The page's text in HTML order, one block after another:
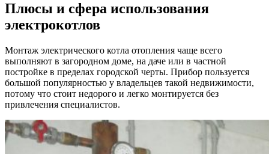
Плюсы и сфера использования
электрокотлов
Монтаж электрического котла отопления чаще всего
выполняют в загородном доме, на даче или в частной
постройке в пределах городской черты. Прибор пользуется
большой популярностью у владельцев такой недвижимости,
потому что стоит недорого и легко монтируется без
привлечения специалистов.